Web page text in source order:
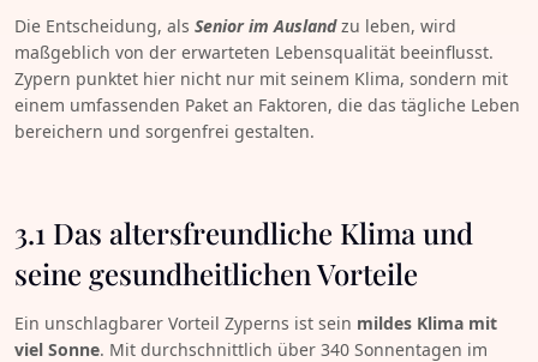
Die Entscheidung, als Senior im Auslandzu leben, wird
maßgeblich von der erwarteten Lebensqualität beeinflusst.
Zypern punktet hier nicht nur mit seinem Klima, sondern mit
einem umfassenden Paket an Faktoren, die das tägliche Leben
bereichern und sorgenfrei gestalten.
3.1 Das altersfreundliche Klima und
seine gesundheitlichen Vorteile
Ein unschlagbarer Vorteil Zyperns ist sein mildes Klima mit
viel Sonne. Mit durchschnittlich über 340 Sonnentagen im